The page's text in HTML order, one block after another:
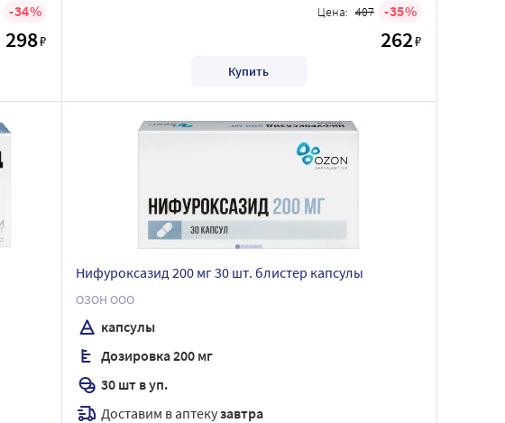
34
298₽
Цена: 407 35
262₽
Купить
Нифуроксазид 200 мг 30 шт. блистер капсулы
ОЗОН ООО
капсулы
Дозировка 200 мг
30 шт в уп.
Доставим в аптекузавтра